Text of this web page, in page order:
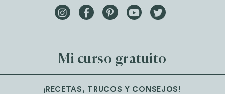
Mi curso gratuito
¡RECETAS, TRUCOS Y CONSEJOS!